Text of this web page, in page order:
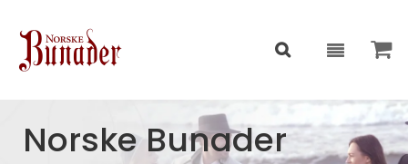
Norske Bunader